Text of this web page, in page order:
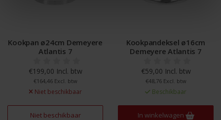
Kookpan ø24cm Demeyere
Atlantis 7
€199,00 Incl. btw
€164,46 Excl. btw
Niet beschikbaar
Niet beschikbaar
Kookpandeksel ø16cm
Demeyere Atlantis 7
€59,00 Incl. btw
€48,76 Excl. btw
Beschikbaar
In winkelwagen